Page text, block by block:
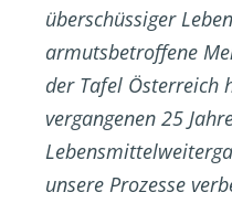
überschüssiger
armutsbetroffene
der Tafel Österreich
vergangenen 25
unsere Prozesse